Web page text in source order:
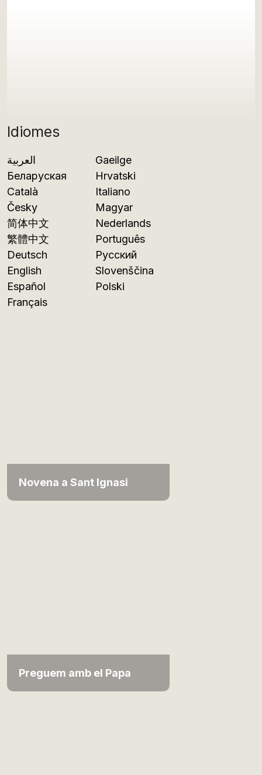
Idiomes
العربية
Беларуская
Català
Česky
简体中文
繁體中文
Deutsch
English
Español
Français
Gaeilge
Hrvatski
Italiano
Magyar
Nederlands
Português
Русский
Slovenščina
Polski
Novena a Sant Ignasi
Preguem amb el Papa